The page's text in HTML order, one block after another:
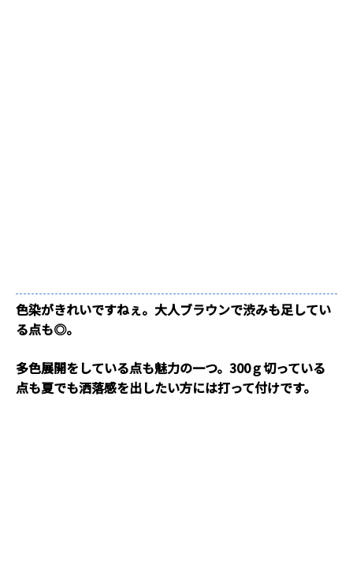
色染がきれいですねぇ。大人ブラウンで渋みも足してい
る点も◎。
多色展開をしている点も魅力の一つ。300ｇ切っている
点も夏でも洒落感を出したい方には打って付けです。